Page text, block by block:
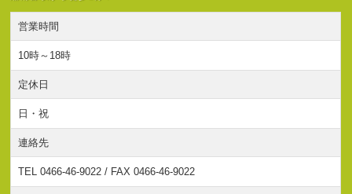
営業時間
10時～18時
定休日
日・祝
連絡先
TEL 0466-46-9022 / FAX 0466-46-9022